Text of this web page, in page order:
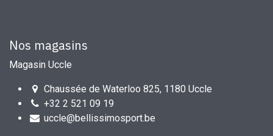
Nos magasins
Magasin Uccle
Chaussée de Waterloo 825, 1180 Uccle
+32 2 521 09 19
uccle@bellissimosport.be